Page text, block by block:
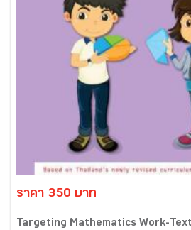
ราคา 350 บาท
Targeting Mathematics Work-